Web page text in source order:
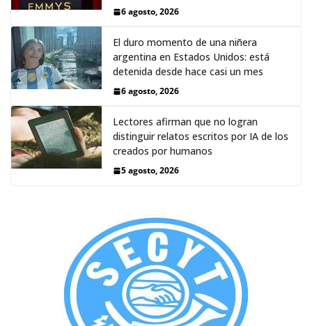
6 agosto, 2026
El duro momento de una niñera
argentina en Estados Unidos: está
detenida desde hace casi un mes
6 agosto, 2026
Lectores afirman que no logran
distinguir relatos escritos por IA de los
creados por humanos
5 agosto, 2026